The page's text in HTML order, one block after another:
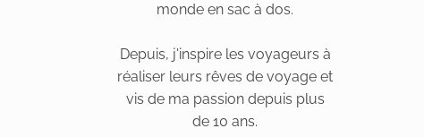
monde en sac à dos.
Depuis, j'inspire les voyageurs à
réaliser leurs rêves de voyage et
vis de ma passion depuis plus
de 10 ans.